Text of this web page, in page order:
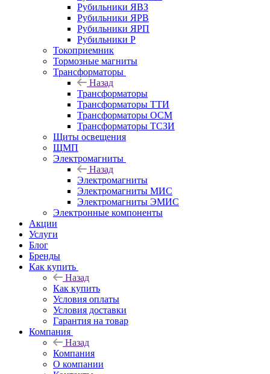
Рубильники ЯВЗ
Рубильники ЯРВ
Рубильники ЯРП
Рубильники Р
Токоприемник
Тормозные магниты
Трансформаторы
Назад
Трансформаторы
Трансформаторы ТТИ
Трансформаторы ОСМ
Трансформаторы ТСЗИ
Щиты освещения
ЩМП
Электромагниты
Назад
Электромагниты
Электромагниты МИС
Электромагниты ЭМИС
Электронные компоненты
Акции
Услуги
Блог
Бренды
Как купить
Назад
Как купить
Условия оплаты
Условия доставки
Гарантия на товар
Компания
Назад
Компания
О компании